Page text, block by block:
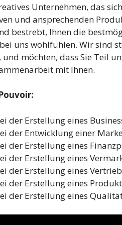
Unternehmen, das
und ansprechenden
bestrebt, Ihnen die
uns wohlfühlen. Wir sind
möchten, dass Sie Teil
mit Ihnen.
der Erstellung eines
der Entwicklung einer
der Erstellung eines
der Erstellung eines
der Erstellung eines
der Erstellung eines
der Erstellung eines